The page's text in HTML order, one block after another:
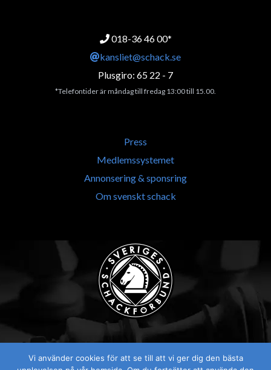
018-36 46 00*
kansliet@schack.se
Plusgiro: 65 22 - 7
*Telefontider är måndag till fredag 13:00 till 15.00.
Press
Medlemssystemet
Annonsering & sponsring
Om svenskt schack
Visselblåsaren
Vi använder cookies för att se till att vi ger dig den bästa